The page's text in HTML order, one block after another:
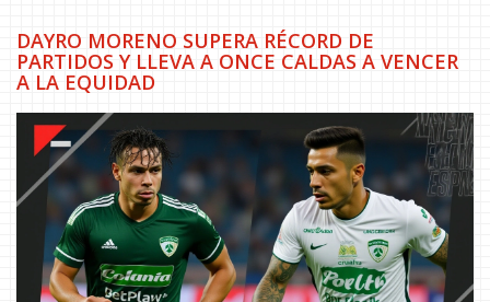
DAYRO MORENO SUPERA RÉCORD DE
PARTIDOS Y LLEVA A ONCE CALDAS A VENCER
A LA EQUIDAD